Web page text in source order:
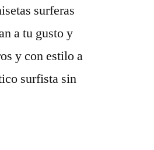
surferas
a tu gusto y
y con estilo a
surfista sin